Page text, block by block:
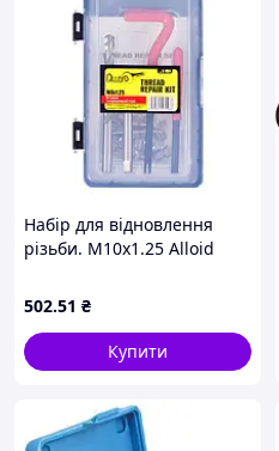
Набір для відновлення
різьби. М10х1.25 Alloid
502.51 ₴
Купити